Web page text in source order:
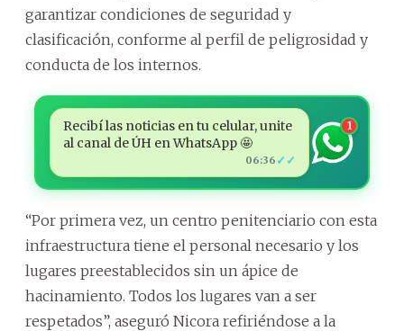
garantizar condiciones de seguridad y
clasificación, conforme al perfil de peligrosidad y
conducta de los internos.
Recibí las noticias en tu celular, unite
al canal de ÚH en WhatsApp 🤩
06:36 ✓✓
1
“Por primera vez, un centro penitenciario con esta
infraestructura tiene el personal necesario y los
lugares preestablecidos sin un ápice de
hacinamiento. Todos los lugares van a ser
respetados”, aseguró Nicora refiriéndose a la